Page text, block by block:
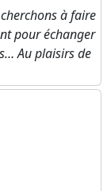
à faire
pour échanger
Au plaisirs de